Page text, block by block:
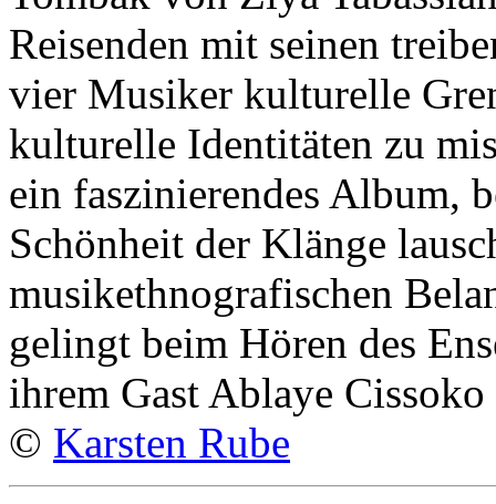
Reisenden mit seinen
vier Musiker kulturelle
kulturelle Identitäten zu
ein faszinierendes Album,
Schönheit der Klänge
musikethnografischen
gelingt beim Hören des
ihrem Gast Ablaye
© Karsten Rube